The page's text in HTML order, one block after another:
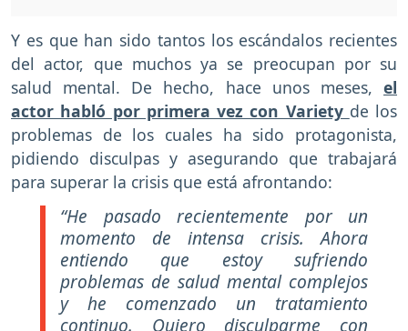
Y es que han sido tantos los escándalos recientes
del actor, que muchos ya se preocupan por su
salud mental. De hecho, hace unos meses, el
actor habló por primera vez con Variety de los
problemas de los cuales ha sido protagonista,
pidiendo disculpas y asegurando que trabajará
para superar la crisis que está afrontando:
“He pasado recientemente por un
momento de intensa crisis. Ahora
entiendo que estoy sufriendo
problemas de salud mental complejos
y he comenzado un tratamiento
continuo. Quiero disculparme con